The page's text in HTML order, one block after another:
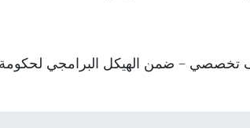
– ضمن الهيكل البرامجي لحكومة